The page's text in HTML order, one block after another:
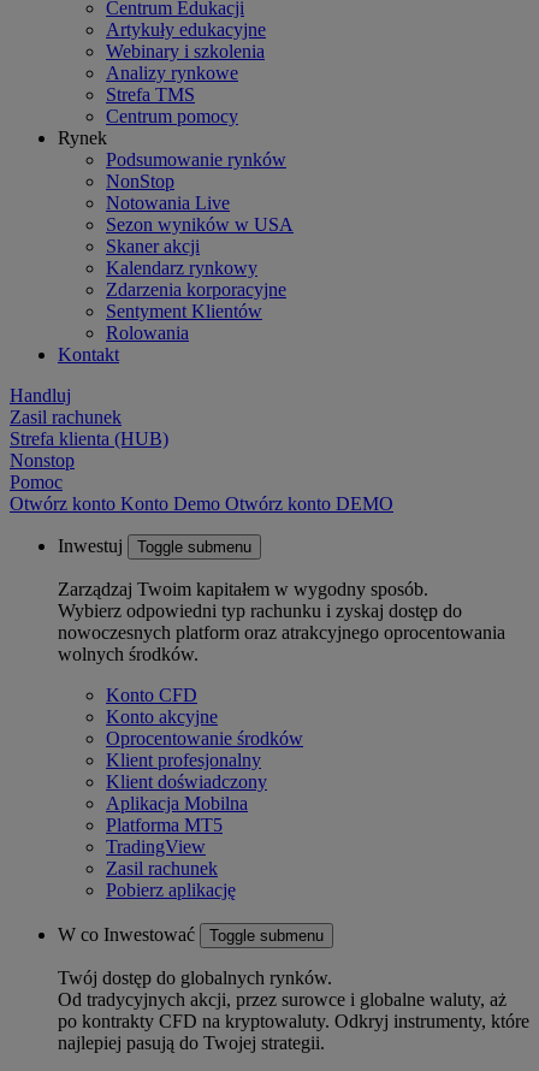
Centrum Edukacji
Artykuły edukacyjne
Webinary i szkolenia
Analizy rynkowe
Strefa TMS
Centrum pomocy
Rynek
Podsumowanie rynków
NonStop
Notowania Live
Sezon wyników w USA
Skaner akcji
Kalendarz rynkowy
Zdarzenia korporacyjne
Sentyment Klientów
Rolowania
Kontakt
Handluj
Zasil rachunek
Strefa klienta (HUB)
Nonstop
Pomoc
Otwórz konto Konto Demo Otwórz konto DEMO
Inwestuj Toggle submenu
Zarządzaj Twoim kapitałem w wygodny sposób.
Wybierz odpowiedni typ rachunku i zyskaj dostęp do
nowoczesnych platform oraz atrakcyjnego oprocentowania
wolnych środków.
Konto CFD
Konto akcyjne
Oprocentowanie środków
Klient profesjonalny
Klient doświadczony
Aplikacja Mobilna
Platforma MT5
TradingView
Zasil rachunek
Pobierz aplikację
W co Inwestować Toggle submenu
Twój dostęp do globalnych rynków.
Od tradycyjnych akcji, przez surowce i globalne waluty, aż
po kontrakty CFD na kryptowaluty. Odkryj instrumenty, które
najlepiej pasują do Twojej strategii.